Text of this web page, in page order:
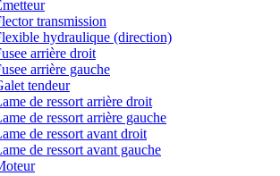
transmission
hydraulique (direction)
arrière droit
arrière gauche
tendeur
de ressort arrière droit
de ressort arrière gauche
de ressort avant droit
de ressort avant gauche